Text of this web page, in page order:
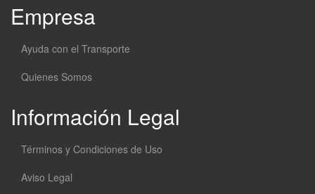
Empresa
Ayuda con el Transporte
Quienes Somos
Información Legal
Términos y Condiciones de Uso
Aviso Legal